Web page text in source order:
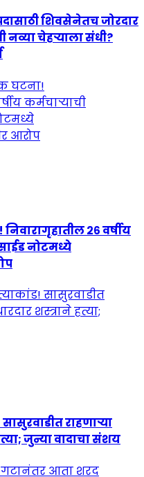
शिवसेनेतच जोरदार
चेहऱ्याला संधी?
२६ वर्षीय
नोटमध्ये
राहणाऱ्या
जुन्या वादाचा संशय